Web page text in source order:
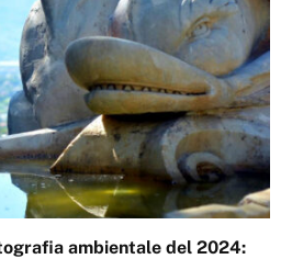
ambientale del 2024: